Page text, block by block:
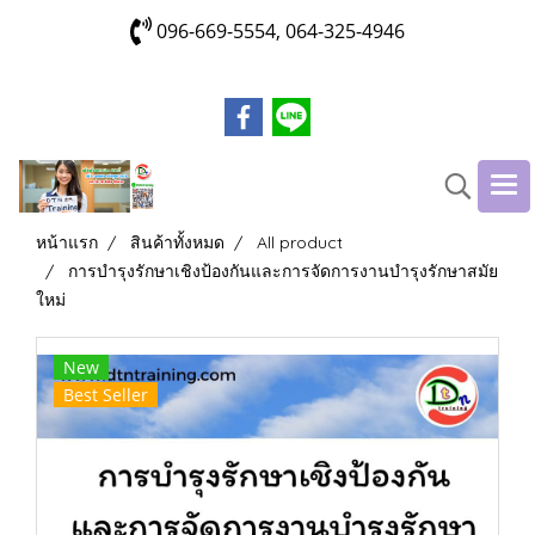
096-669-5554, 064-325-4946
หน้าแรก สินค้าทั้งหมด
All product
การบำรุงรักษาเชิงป้องกันและการจัดการงานบำรุงรักษาสมัย
ใหม่
New
Best Seller